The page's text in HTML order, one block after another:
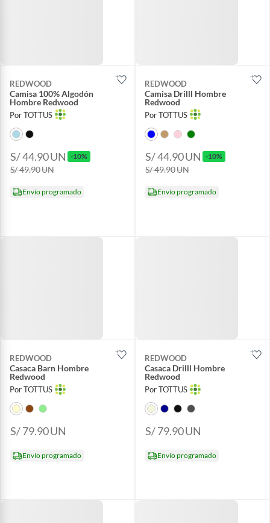
REDWOOD
Camisa 100% Algodón
Hombre Redwood
Por TOTTUS
S/ 44.90UN -10%
S/ 49.90UN
Envío programado
REDWOOD
Camisa Drilll Hombre
Redwood
Por TOTTUS
S/ 44.90UN -10%
S/ 49.90UN
Envío programado
REDWOOD
Casaca Barn Hombre
Redwood
Por TOTTUS
S/ 79.90UN
Envío programado
REDWOOD
Casaca Drilll Hombre
Redwood
Por TOTTUS
S/ 79.90UN
Envío programado